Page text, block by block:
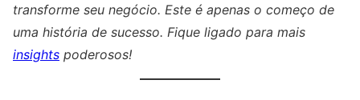
transforme seu negócio. Este é apenas o começo de
uma história de sucesso. Fique ligado para mais
insights poderosos!